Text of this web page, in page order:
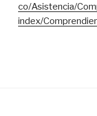
co/Asistencia/
index/